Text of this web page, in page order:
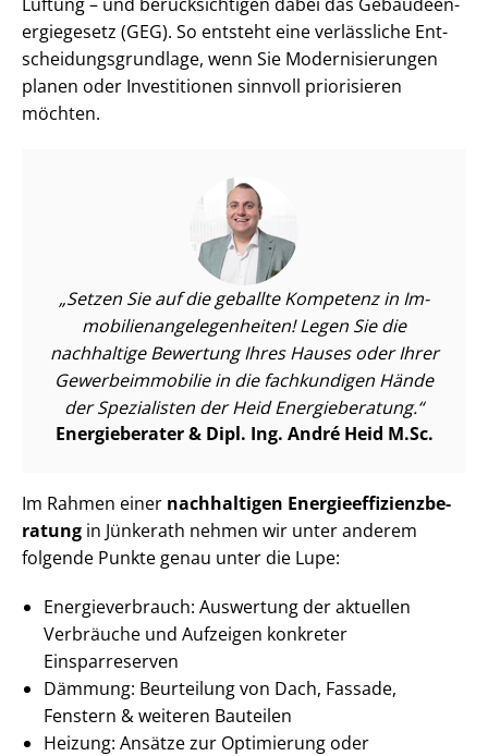
er­gie­ge­setz (GEG). So entsteht eine verlässliche Ent­
schei­dungs­grund­la­ge, wenn Sie Mo­der­ni­sie­run­gen
planen oder Investitionen sinnvoll priorisieren
möchten.
Setzen Sie auf die geballte Kompetenz in Im­
mo­bi­li­en­an­ge­le­gen­hei­ten! Legen Sie die
nachhaltige Bewertung Ihres Hauses oder Ihrer
Ge­wer­be­im­mo­bi­lie in die fachkundigen Hände
der Spezialisten der Heid Energieberatung.
Energieberater & Dipl. Ing. André Heid M.Sc.
Im Rahmen einer nachhaltigen En­er­gie­ef­fi­zi­enz­be­
ra­tung in Jünkerath nehmen wir unter anderem
folgende Punkte genau unter die Lupe:
En­er­gie­ver­brauch: Auswertung der aktuellen
Verbräuche und Aufzeigen konkreter
Einsparreserven
Dämmung: Beurteilung von Dach, Fassade,
Fenstern & weiteren Bauteilen
Heizung: Ansätze zur Optimierung oder